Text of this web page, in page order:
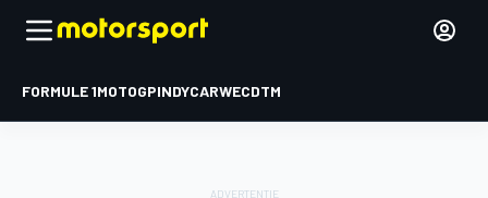
FORMULE 1MOTOGPINDYCARWECDTM